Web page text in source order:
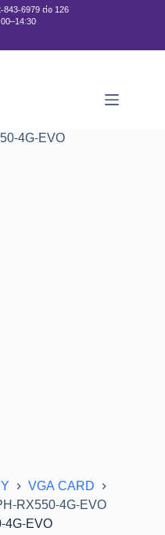
843-6979 ต่อ 126
VGA CARD
RX550-4G-EVO
4G-EVO